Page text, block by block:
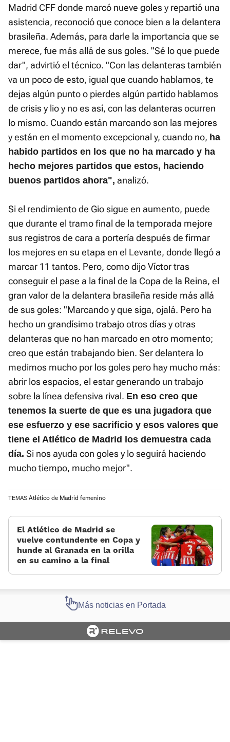
Madrid CFF donde marcó nueve goles y repartió una
asistencia, reconoció que conoce bien a la delantera
brasileña. Además, para darle la importancia que se
merece, fue más allá de sus goles. "Sé lo que puede
dar", advirtió el técnico. "Con las delanteras también
va un poco de esto, igual que cuando hablamos, te
dejas algún punto o pierdes algún partido hablamos
de crisis y lio y no es así, con las delanteras ocurren
lo mismo. Cuando están marcando son las mejores
y están en el momento excepcional y, cuando no, ha
habido partidos en los que no ha marcado y ha
hecho mejores partidos que estos, haciendo
buenos partidos ahora", analizó.
Si el rendimiento de Gio sigue en aumento, puede
que durante el tramo final de la temporada mejore
sus registros de cara a portería después de firmar
los mejores en su etapa en el Levante, donde llegó a
marcar 11 tantos. Pero, como dijo Víctor tras
conseguir el pase a la final de la Copa de la Reina, el
gran valor de la delantera brasileña reside más allá
de sus goles: "Marcando y que siga, ojalá. Pero ha
hecho un grandísimo trabajo otros días y otras
delanteras que no han marcado en otro momento;
creo que están trabajando bien. Ser delantera lo
medimos mucho por los goles pero hay mucho más:
abrir los espacios, el estar generando un trabajo
sobre la línea defensiva rival. En eso creo que
tenemos la suerte de que es una jugadora que
ese esfuerzo y ese sacrificio y esos valores que
tiene el Atlético de Madrid los demuestra cada
día. Si nos ayuda con goles y lo seguirá haciendo
mucho tiempo, mucho mejor".
TEMAS:Atlético de Madrid femenino
El Atlético de Madrid se
vuelve contundente en Copa y
hunde al Granada en la orilla
en su camino a la final
Más noticias en Portada